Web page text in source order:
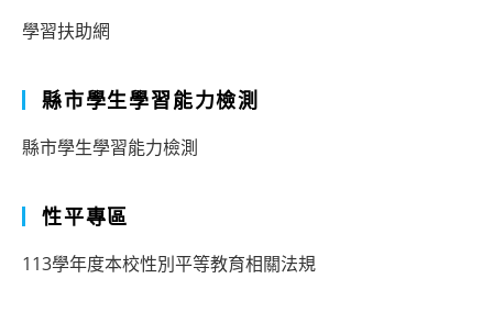
學習扶助網
縣市學生學習能力檢測
縣市學生學習能力檢測
性平專區
113學年度本校性別平等教育相關法規